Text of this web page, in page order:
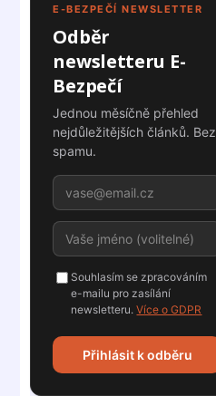
E-BEZPEČÍ NEWSLETTER
Odběr
newsletteru E-
Bezpečí
Jednou měsíčně přehled
nejdůležitějších článků. Bez
spamu.
Souhlasím se zpracováním
e-mailu pro zasílání
newsletteru.Více o GDPR
Přihlásit k odběru